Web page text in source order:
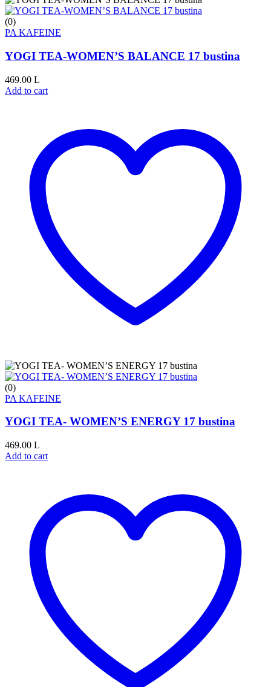
(0)
PA KAFEINE
YOGI TEA-WOMEN’S BALANCE 17 bustina
469.00 L
Add to cart
(0)
PA KAFEINE
YOGI TEA- WOMEN’S ENERGY 17 bustina
469.00 L
Add to cart